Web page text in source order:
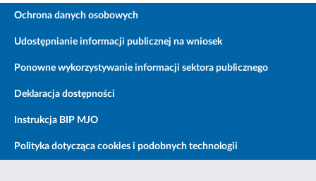
Ochrona danych osobowych
Udostępnianie informacji publicznej na wniosek
Ponowne wykorzystywanie informacji sektora publicznego
Deklaracja dostępności
Instrukcja BIP MJO
Polityka dotycząca cookies i podobnych technologii